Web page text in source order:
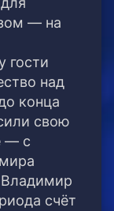
— на
гости
над
конца
свою
— с
счёт